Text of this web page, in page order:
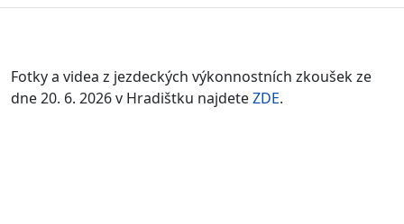
Fotky a videa z jezdeckých výkonnostních zkoušek ze
dne 20. 6. 2026 v Hradištku najdeteZDE.